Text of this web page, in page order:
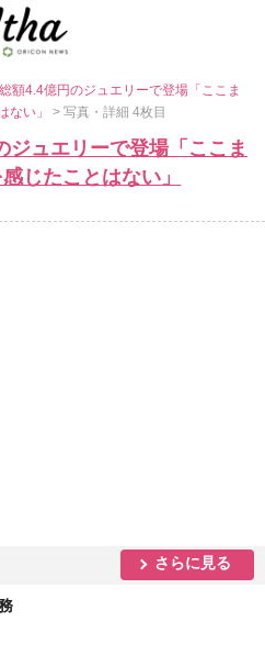
額4.4億円のジュエリーで登場「ここま
ない」> 写真・詳細 4枚目
ジュエリーで登場「ここま
じたことはない」
さらに見る